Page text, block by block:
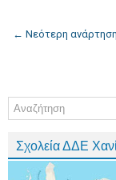
← Νεότερη ανάρτηση
Σχολεία ΔΔΕ